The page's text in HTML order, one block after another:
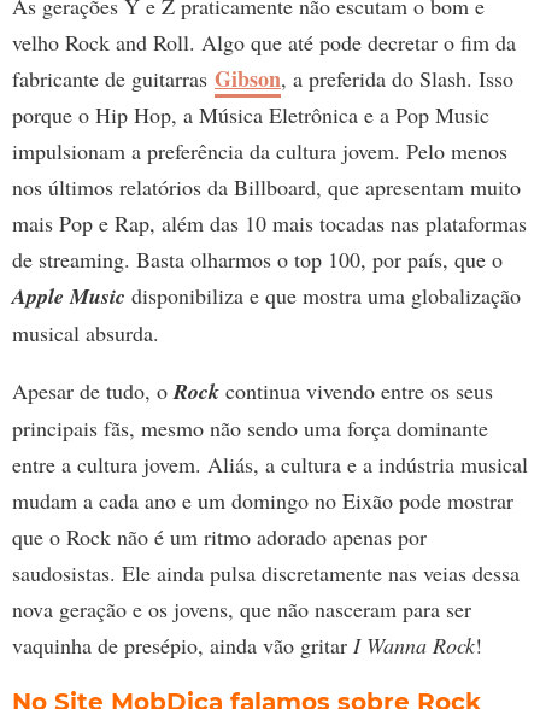
As gerações Y e Z praticamente não escutam o bom e
velho Rock and Roll. Algo que até pode decretar o fim da
fabricante de guitarras Gibson, a preferida do Slash. Isso
porque o Hip Hop, a Música Eletrônica e a Pop Music
impulsionam a preferência da cultura jovem. Pelo menos
nos últimos relatórios da Billboard, que apresentam muito
mais Pop e Rap, além das 10 mais tocadas nas plataformas
de streaming. Basta olharmos o top 100, por país, que o
Apple Music disponibiliza e que mostra uma globalização
musical absurda.
Apesar de tudo, oRock continua vivendo entre os seus
principais fãs, mesmo não sendo uma força dominante
entre a cultura jovem. Aliás, a cultura e a indústria musical
mudam a cada ano e um domingo no Eixão pode mostrar
que o Rock não é um ritmo adorado apenas por
saudosistas. Ele ainda pulsa discretamente nas veias dessa
nova geração e os jovens, que não nasceram para ser
vaquinha de presépio, ainda vão gritar I Wanna Rock!
No Site MobDica falamos sobre Rock